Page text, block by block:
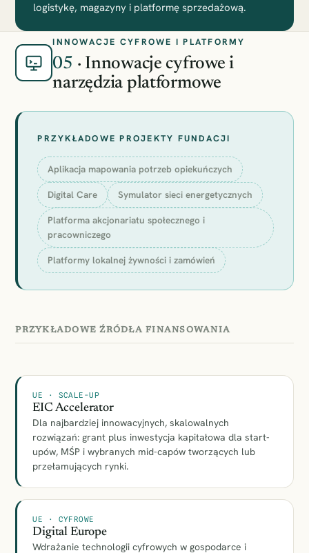
logistykę, magazyny i platformę sprzedażową.
INNOWACJE CYFROWE I PLATFORMY
05 · Innowacje cyfrowe i
narzędzia platformowe
PRZYKŁADOWE PROJEKTY FUNDACJI
Aplikacja mapowania potrzeb opiekuńczych
Digital Care Symulator sieci energetycznych
Platforma akcjonariatu społecznego i
pracowniczego
Platformy lokalnej żywności i zamówień
PRZYKŁADOWE ŹRÓDŁA FINANSOWANIA
UE · SCALE-UP
EIC Accelerator
Dla najbardziej innowacyjnych, skalowalnych
rozwiązań: grant plus inwestycja kapitałowa dla start-
upów, MŚP i wybranych mid-capów tworzących lub
przełamujących rynki.
UE · CYFROWE
Digital Europe
Wdrażanie technologii cyfrowych w gospodarce i